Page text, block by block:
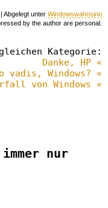
| Abgelegt unter Windowswahnsinn
by the author are personal.
Kategorie:
Danke, HP «
vadis, Windows? «
von Windows «
nur